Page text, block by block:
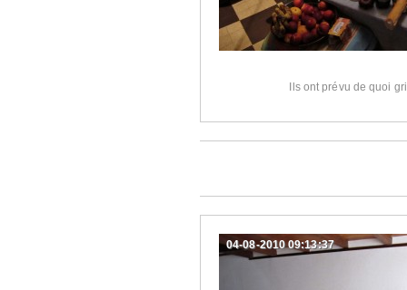
Ils ont prévu de quoi
04-08-2010 09:13:37